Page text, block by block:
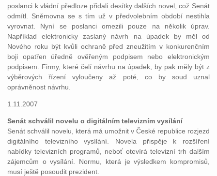
poslanci k vládní předloze přidali desítky dalších novel, což Senát
odmítl. Sněmovna se s tím už v předvolebním období nestihla
vyrovnat. Nyní se poslanci omezili pouze na několik úprav.
Například elektronicky zaslaný návrh na úpadek by měl od
Nového roku být kvůli ochraně před zneužitím v konkurenčním
boji opatřen úředně ověřeným podpisem nebo elektronickým
podpisem. Firmy, které čelí návrhu na úpadek, by pak měly být z
výběrových řízení vyloučeny až poté, co by soud uznal
oprávněnost návrhu.
1.11.2007
Senát schválil novelu o digitálním televizním vysílání
Senát schválil novelu, která má umožnit v České republice rozjezd
digitálního televizního vysílání. Novela přispěje k rozšíření
nabídky televizních programů, neboť otevírá televizní trh dalším
zájemcům o vysílání. Normu, která je výsledkem kompromisů,
musí ještě posoudit prezident.